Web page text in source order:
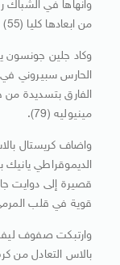
وانهاها في
من ابعادها كليا (55) رافعا رصيده الى 31 هدفا.
وكاد جلين جونسون
الفارق بتسديدة
مينيوليه (79).
واضاف كريستال
الديموقراطي
قصيرة إلى دوايت
قوية في قلب المرمى
وارتبكت صفوف
بالاس التعادل من